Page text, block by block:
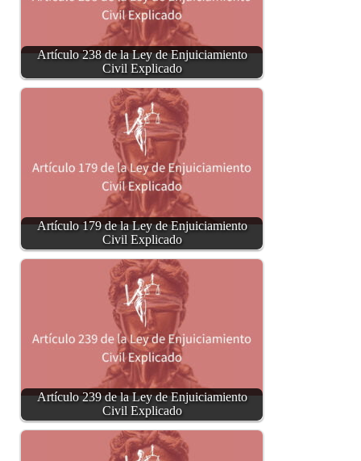
Artículo 238 de la Ley de Enjuiciamiento
Civil Explicado
Artículo 179 de la Ley de Enjuiciamiento
Civil Explicado
Artículo 239 de la Ley de Enjuiciamiento
Civil Explicado